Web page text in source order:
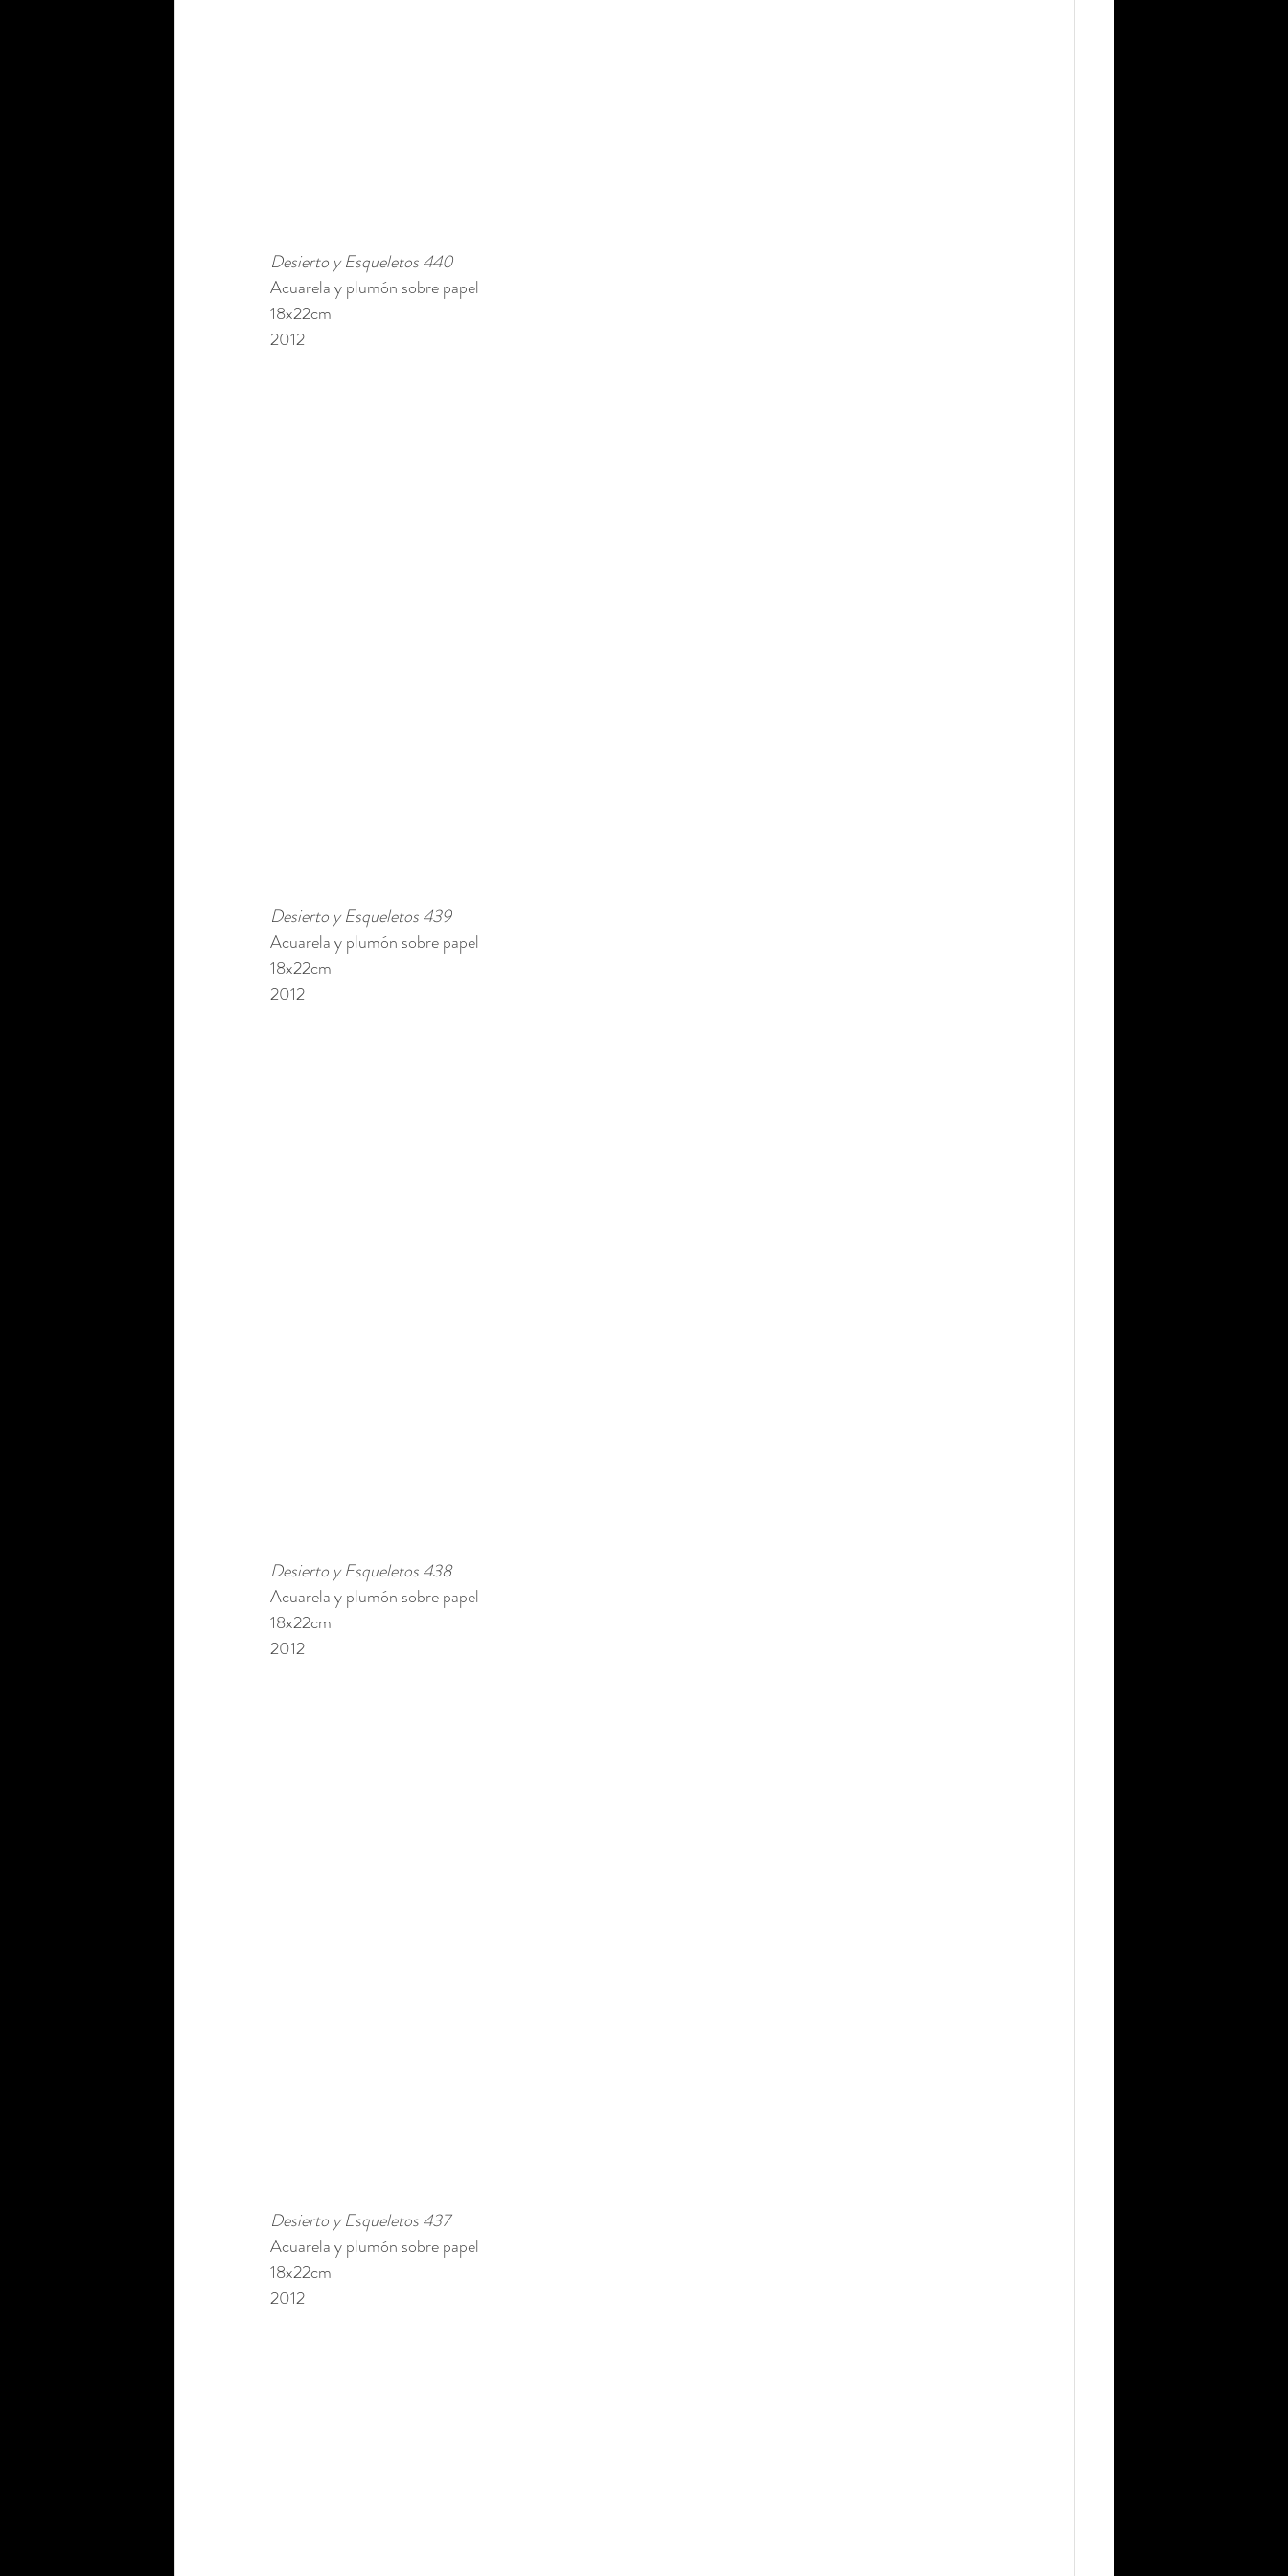
Desierto y Esqueletos 440
Acuarela y plumón sobre papel
18x22cm
2012
Desierto y Esqueletos 439
Acuarela y plumón sobre papel
18x22cm
2012
Desierto y Esqueletos 438
Acuarela y plumón sobre papel
18x22cm
2012
Desierto y Esqueletos 437
Acuarela y plumón sobre papel
18x22cm
2012